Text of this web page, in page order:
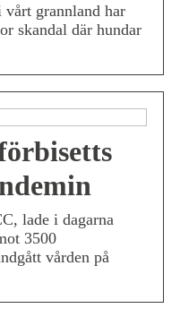
grannland har
skandal där hundar
lade i dagarna
3500
vården på